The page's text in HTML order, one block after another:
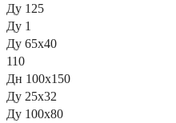
Ду 125
Ду 1
Ду 65х40
110
Дн 100х150
Ду 25х32
Ду 100х80